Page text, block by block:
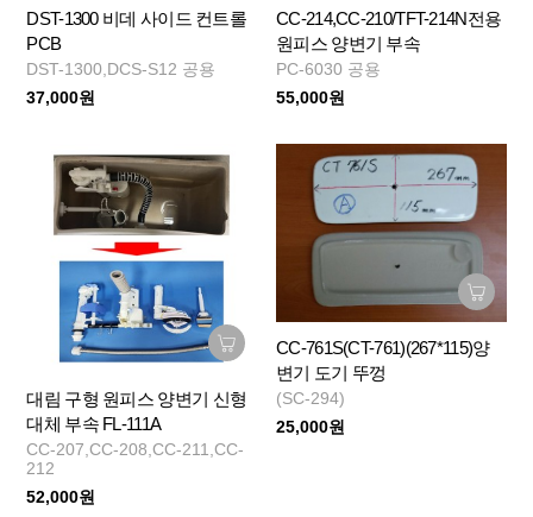
DST-1300 비데 사이드 컨트롤
PCB
DST-1300,DCS-S12 공용
37,000원
CC-214,CC-210/TFT-214N전용
원피스 양변기 부속
PC-6030 공용
55,000원
대림 구형 원피스 양변기 신형
대체 부속 FL-111A
CC-207,CC-208,CC-211,CC-
212
52,000원
CC-761S(CT-761)(267*115)양
변기 도기 뚜껑
(SC-294)
25,000원